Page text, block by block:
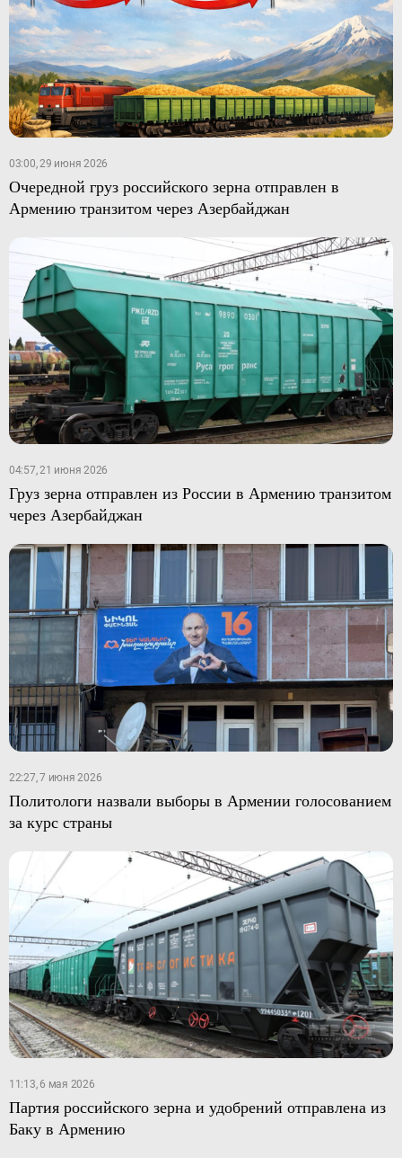
03:00, 29 июня 2026
Очередной груз российского зерна отправлен в
Армению транзитом через Азербайджан
04:57, 21 июня 2026
Груз зерна отправлен из России в Армению транзитом
через Азербайджан
22:27, 7 июня 2026
Политологи назвали выборы в Армении голосованием
за курс страны
11:13, 6 мая 2026
Партия российского зерна и удобрений отправлена из
Баку в Армению